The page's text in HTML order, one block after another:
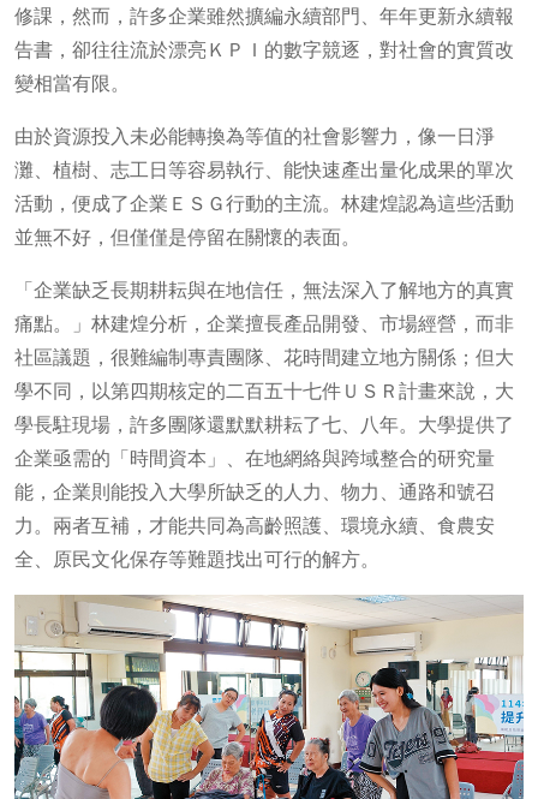
修課，然而，許多企業雖然擴編永續部門、年年更新永續報
告書，卻往往流於漂亮ＫＰＩ的數字競逐，對社會的實質改
變相當有限。
由於資源投入未必能轉換為等值的社會影響力，像一日淨
灘、植樹、志工日等容易執行、能快速產出量化成果的單次
活動，便成了企業ＥＳＧ行動的主流。林建煌認為這些活動
並無不好，但僅僅是停留在關懷的表面。
「企業缺乏長期耕耘與在地信任，無法深入了解地方的真實
痛點。」林建煌分析，企業擅長產品開發、市場經營，而非
社區議題，很難編制專責團隊、花時間建立地方關係；但大
學不同，以第四期核定的二百五十七件ＵＳＲ計畫來說，大
學長駐現場，許多團隊還默默耕耘了七、八年。大學提供了
企業亟需的「時間資本」、在地網絡與跨域整合的研究量
能，企業則能投入大學所缺乏的人力、物力、通路和號召
力。兩者互補，才能共同為高齡照護、環境永續、食農安
全、原民文化保存等難題找出可行的解方。